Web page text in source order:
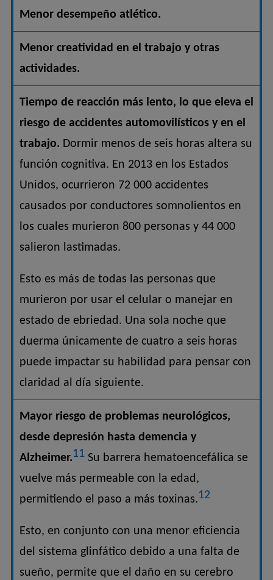
Menor desempeño atlético.
Menor creatividad en el trabajo y otras
actividades.
Tiempo de reacción más lento, lo que eleva el
riesgo de accidentes automovilísticos y en el
trabajo. Dormir menos de seis horas altera su
función cognitiva. En 2013 en los Estados
Unidos, ocurrieron 72 000 accidentes
causados por conductores somnolientos en
los cuales murieron 800 personas y 44 000
salieron lastimadas.
Esto es más de todas las personas que
murieron por usar el celular o manejar en
estado de ebriedad. Una sola noche que
duerma únicamente de cuatro a seis horas
puede impactar su habilidad para pensar con
claridad al día siguiente.
Mayor riesgo de problemas neurológicos,
desde depresión hasta demencia y
Alzheimer.11Su barrera hematoencefálica se
vuelve más permeable con la edad,
permitiendo el paso a más toxinas.12
Esto, en conjunto con una menor eficiencia
del sistema glinfático debido a una falta de
sueño, permite que el daño en su cerebro